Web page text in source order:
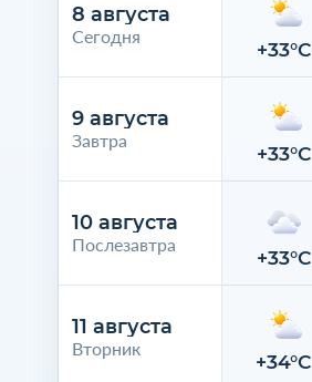
8 августа
Сегодня
9 августа
Завтра
10 августа
Послезавтра
11 августа
Вторник
+33°C
+33°C
+33°C
+34°C